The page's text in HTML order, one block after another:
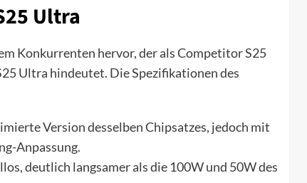
Ultra
Konkurrenten hervor, der als Competitor S25
Ultra hindeutet. Die Spezifikationen des
Version desselben Chipsatzes, jedoch mit
Anpassung.
deutlich langsamer als die 100W und 50W des